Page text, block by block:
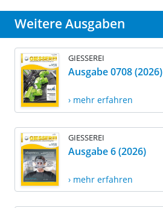
Weitere Ausgaben
GIESSEREI
Ausgabe 0708 (2026)
› mehr erfahren
GIESSEREI
Ausgabe 6 (2026)
› mehr erfahren